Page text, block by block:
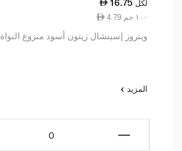
لكل
4.79 ١٠٠ جم
ويتروز إسينشال زيتون أسود منزوع النواة 350 غ
المزيد
0